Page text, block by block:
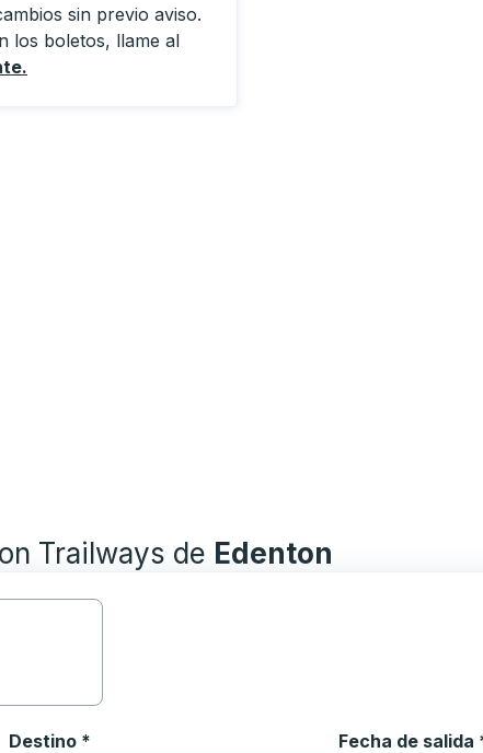
sin previo aviso.
los boletos, llame al
.
Trailways de Edenton
Destino *
Fecha de salida
Escriba la